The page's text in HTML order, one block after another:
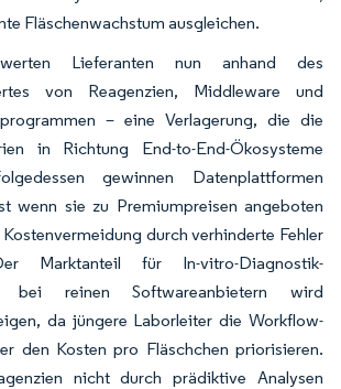
Fläschenwachstum ausgleichen.
Lieferanten nun anhand des
von Reagenzien, Middleware und
– eine Verlagerung, die die
in Richtung End-to-End-Ökosysteme
gewinnen Datenplattformen
wenn sie zu Premiumpreisen angeboten
durch verhinderte Fehler
Marktanteil für In-vitro-Diagnostik-
bei reinen Softwareanbietern wird
da jüngere Laborleiter die Workflow-
den Kosten pro Fläschchen priorisieren.
nicht durch prädiktive Analysen